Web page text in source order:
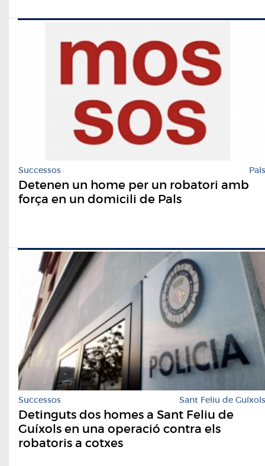
Successos Pals
Detenen un home per un robatori amb
força en un domicili de Pals
Successos Sant Feliu de Guíxols
Detinguts dos homes a Sant Feliu de
Guíxols en una operació contra els
robatoris a cotxes